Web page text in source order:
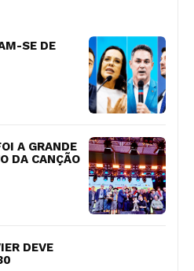
SE DE
A GRANDE
DA CANÇÃO
DEVE